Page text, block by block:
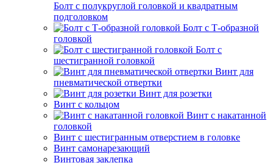
Болт с полукруглой головкой и квадратным
подголовком
Болт с Т-образной
головкой
Болт с
шестигранной головкой
Винт для
пневматической отвертки
Винт для розетки
Винт с кольцом
Винт с накатанной
головкой
Винт с шестигранным отверстием в головке
Винт самонарезающий
Винтовая заклепка